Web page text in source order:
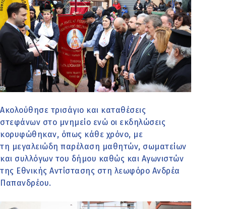
Ακολούθησε τρισάγιο και καταθέσεις
στεφάνων στο μνημείο ενώ οι εκδηλώσεις
κορυφώθηκαν, όπως κάθε χρόνο, με
τη μεγαλειώδη παρέλαση μαθητών, σωματείων
και συλλόγων του δήμου καθώς και Αγωνιστών
της Εθνικής Αντίστασης στη λεωφόρο Ανδρέα
Παπανδρέου.